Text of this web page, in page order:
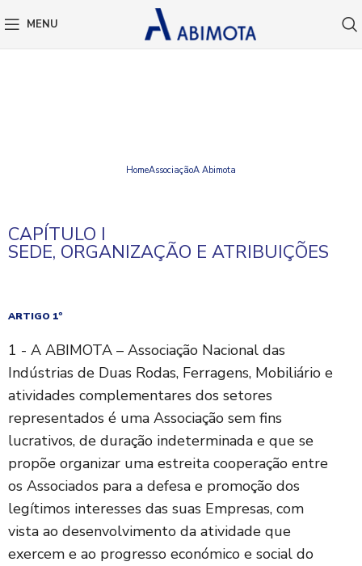
MENU
HomeAssociaçãoA Abimota
CAPÍTULO I
SEDE, ORGANIZAÇÃO E ATRIBUIÇÕES
ARTIGO 1º
1 - A ABIMOTA – Associação Nacional das
Indústrias de Duas Rodas, Ferragens, Mobiliário e
atividades complementares dos setores
representados é uma Associação sem fins
lucrativos, de duração indeterminada e que se
propõe organizar uma estreita cooperação entre
os Associados para a defesa e promoção dos
legítimos interesses das suas Empresas, com
vista ao desenvolvimento da atividade que
exercem e ao progresso económico e social do